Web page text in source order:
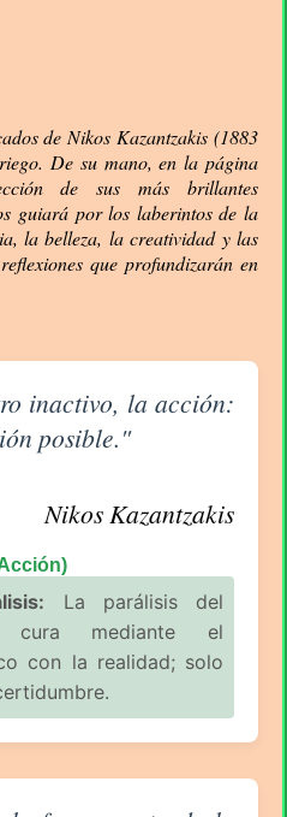
de Nikos Kazantzakis (1883
De su mano, en la página
de sus más brillantes
guiará por los laberintos de la
la belleza, la creatividad y las
que profundizarán en
Nikos Kazantzakis
inactivo, la acción:
posible."
Nikos Kazantzakis
La parálisis del
cura mediante el
con la realidad; solo